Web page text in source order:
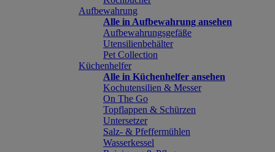
Aufbewahrung
Alle in Aufbewahrung ansehen
Aufbewahrungsgefäße
Utensilienbehälter
Pet Collection
Küchenhelfer
Alle in Küchenhelfer ansehen
Kochutensilien & Messer
On The Go
Topflappen & Schürzen
Untersetzer
Salz- & Pfeffermühlen
Wasserkessel